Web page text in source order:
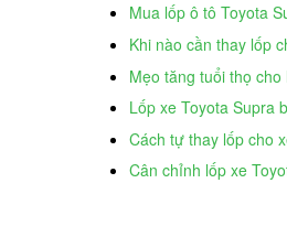
Mua lốp ô tô Toyota
Khi nào cần thay lốp
Mẹo tăng tuổi thọ
Lốp xe Toyota Supra
Cách tự thay lốp cho
Cân chỉnh lốp xe